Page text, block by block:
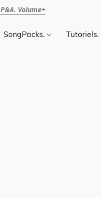
P&A. Volume+
SongPacks. Tutoriels.